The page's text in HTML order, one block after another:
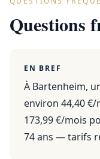
Questions
EN BREF
À Bartenheim,
environ 44,40
173,99 €/mois
74 ans — tarifs